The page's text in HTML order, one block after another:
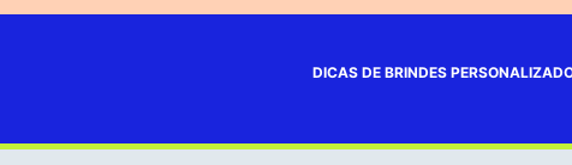
DICAS DE BRINDES